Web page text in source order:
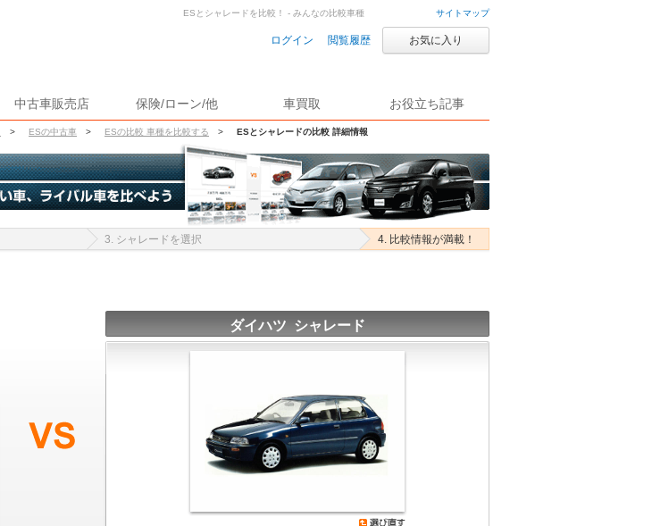
サイトマップ
ログイン 閲覧履歴 お気に入り
中古車販売店 保険/ローン/他 車買取 お役立ち記事
> ESの中古車 > ESの比較 車種を比較する > ESとシャレードの比較 詳細情報
ESとシャレードを比較！ - みんなの比較車種
3. シャレードを選択 4. 比較情報が満載！
ダイハツ シャレード